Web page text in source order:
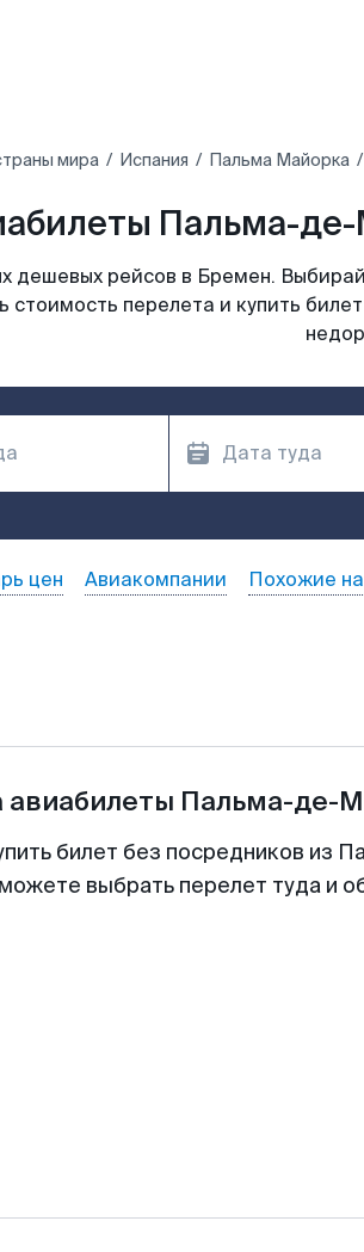
мира Испания Пальма Майорка
Пальма-де-
дешевых рейсов в Бремен.
стоимость перелета и купить
цен Авиакомпании Похожие
авиабилеты Пальма-де-
билет без посредников из
выбрать перелет туда и